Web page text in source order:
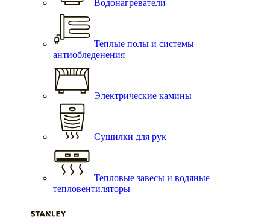
Водонагреватели
Теплые полы и системы
антиобледенения
Электрические камины
Сушилки для рук
Тепловые завесы и водяные
тепловентиляторы